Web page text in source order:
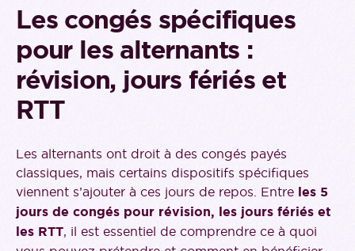
Les congés spécifiques
pour les alternants :
révision, jours fériés et
RTT
Les alternants ont droit à des congés payés
classiques, mais certains dispositifs spécifiques
viennent s’ajouter à ces jours de repos. Entre les 5
jours de congés pour révision, les jours fériés et
les RTT, il est essentiel de comprendre ce à quoi